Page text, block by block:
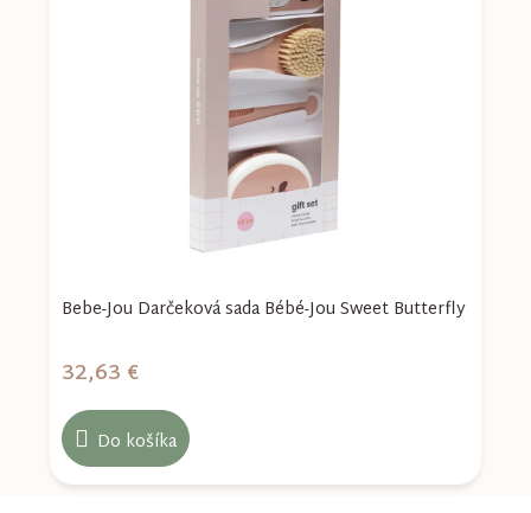
Bebe-Jou Darčeková sada Bébé-Jou Sweet Butterfly
32,63 €
Do košíka